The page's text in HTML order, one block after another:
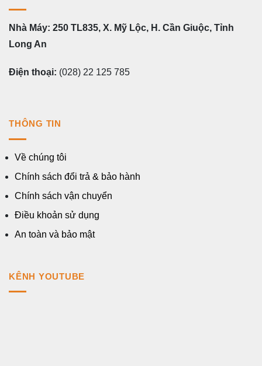
Nhà Máy: 250 TL835, X. Mỹ Lộc, H. Cần Giuộc, Tỉnh
Long An
Điện thoại: (028) 22 125 785
THÔNG TIN
Về chúng tôi
Chính sách đổi trả & bảo hành
Chính sách vận chuyển
Điều khoản sử dụng
An toàn và bảo mật
KÊNH YOUTUBE